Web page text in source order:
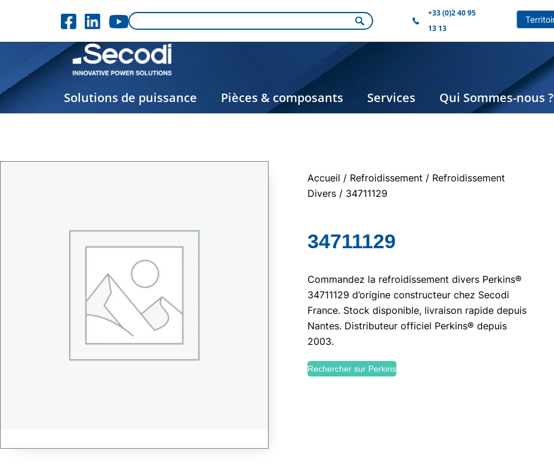
+33 (0)2 40 95
13 13
Solutions de puissance Pièces & composants Services Qui Sommes-nous ?
Accueil / Refroidissement / Refroidissement
Divers / 34711129
34711129
Commandez la refroidissement divers Perkins®
34711129 d’origine constructeur chez Secodi
France. Stock disponible, livraison rapide depuis
Nantes. Distributeur officiel Perkins® depuis
2003.
Rechercher sur Perkins